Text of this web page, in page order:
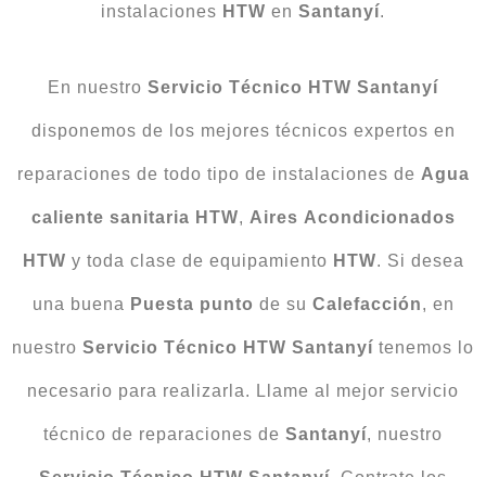
instalaciones HTW en Santanyí.
En nuestro Servicio Técnico HTW Santanyí
disponemos de los mejores técnicos expertos en
reparaciones de todo tipo de instalaciones de Agua
caliente sanitaria HTW, Aires Acondicionados
HTW y toda clase de equipamiento HTW. Si desea
una buena Puesta punto de su Calefacción, en
nuestro Servicio Técnico HTW Santanyí tenemos lo
necesario para realizarla. Llame al mejor servicio
técnico de reparaciones de Santanyí, nuestro